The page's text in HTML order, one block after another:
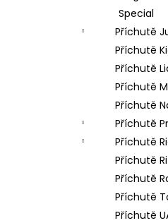
Special
Příchutě
Příchutě
Příchutě
Příchutě
Příchutě
Příchutě
Příchutě
Příchutě
Příchutě
Příchutě
Příchutě